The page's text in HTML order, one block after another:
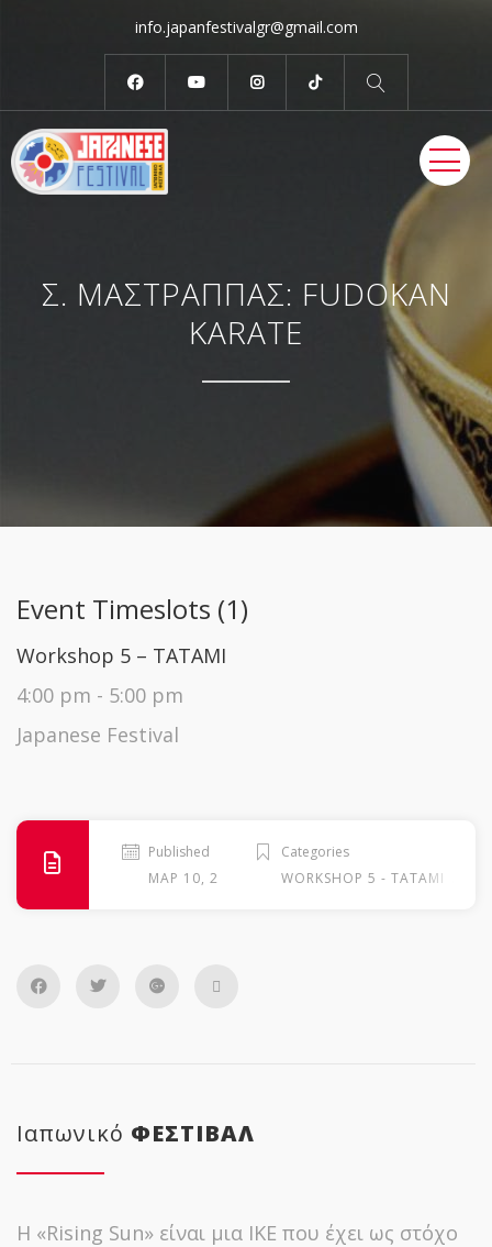
info.japanfestivalgr@gmail.com
Σ. ΜΑΣΤΡΑΠΠΑΣ: FUDOKAN
KARATE
Event Timeslots (1)
Workshop 5 – TATAMI
4:00 pm - 5:00 pm
Japanese Festival
Published
ΜΑΡ 10, 2026
Categories
WORKSHOP 5 - TATAMI
Ιαπωνικό ΦΕΣΤΙΒΑΛ
Η «Rising Sun» είναι μια ΙΚΕ που έχει ως στόχο